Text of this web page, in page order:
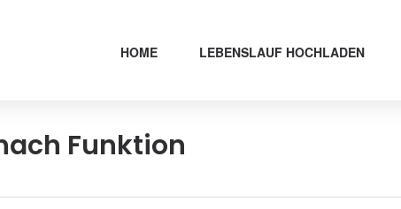
HOME LEBENSLAUF HOCHLADEN
Funktion